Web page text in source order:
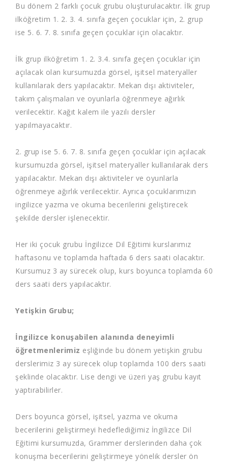
Bu dönem 2 farklı çocuk grubu oluşturulacaktır. İlk grup
ilköğretim 1. 2. 3. 4. sınıfa geçen çocuklar için, 2. grup
ise 5. 6. 7. 8. sınıfa geçen çocuklar için olacaktır.
İlk grup ilköğretim 1. 2. 3.4. sınıfa geçen çocuklar için
açılacak olan kursumuzda görsel, işitsel materyaller
kullanılarak ders yapılacaktır. Mekan dışı aktiviteler,
takım çalışmaları ve oyunlarla öğrenmeye ağırlık
verilecektir. Kağıt kalem ile yazılı dersler
yapılmayacaktır.
2. grup ise 5. 6. 7. 8. sınıfa geçen çocuklar için açılacak
kursumuzda görsel, işitsel materyaller kullanılarak ders
yapılacaktır. Mekan dışı aktiviteler ve oyunlarla
öğrenmeye ağırlık verilecektir. Ayrıca çocuklarımızın
ingilizce yazma ve okuma becerilerini geliştirecek
şekilde dersler işlenecektir.
Her iki çocuk grubu İngilizce Dil Eğitimi kurslarımız
haftasonu ve toplamda haftada 6 ders saati olacaktır.
Kursumuz 3 ay sürecek olup, kurs boyunca toplamda 60
ders saati ders yapılacaktır.
Yetişkin Grubu;
İngilizce konuşabilen alanında deneyimli
öğretmenlerimiz eşliğinde bu dönem yetişkin grubu
derslerimiz 3 ay sürecek olup toplamda 100 ders saati
şeklinde olacaktır. Lise dengi ve üzeri yaş grubu kayıt
yaptırabilirler.
Ders boyunca görsel, işitsel, yazma ve okuma
becerilerini geliştirmeyi hedeflediğimiz İngilizce Dil
Eğitimi kursumuzda, Grammer derslerinden daha çok
konuşma becerilerini geliştirmeye yönelik dersler ön